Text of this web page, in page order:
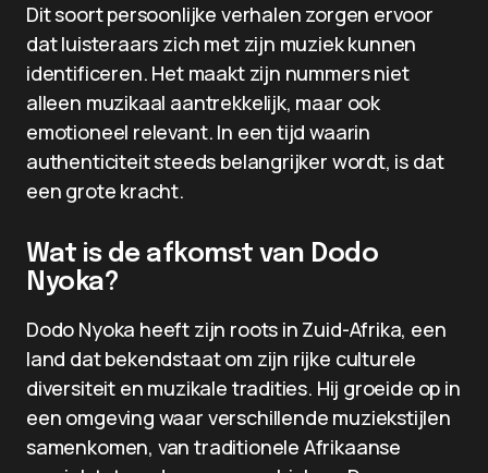
Dit soort persoonlijke verhalen zorgen ervoor
dat luisteraars zich met zijn muziek kunnen
identificeren. Het maakt zijn nummers niet
alleen muzikaal aantrekkelijk, maar ook
emotioneel relevant. In een tijd waarin
authenticiteit steeds belangrijker wordt, is dat
een grote kracht.
Wat is de afkomst van Dodo
Nyoka?
Dodo Nyoka heeft zijn roots in Zuid-Afrika, een
land dat bekendstaat om zijn rijke culturele
diversiteit en muzikale tradities. Hij groeide op in
een omgeving waar verschillende muziekstijlen
samenkomen, van traditionele Afrikaanse